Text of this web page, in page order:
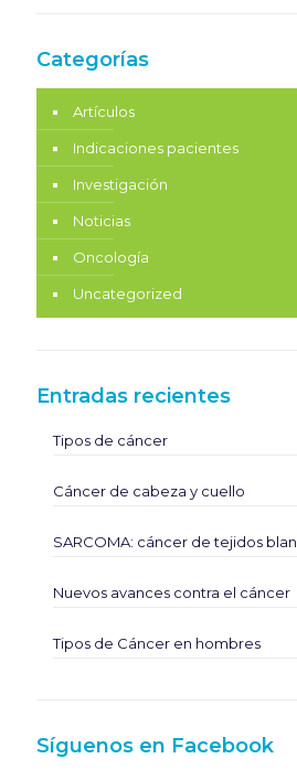
Categorías
Artículos
Indicaciones pacientes
Investigación
Noticias
Oncología
Uncategorized
Entradas recientes
Tipos de cáncer
Cáncer de cabeza y cuello
SARCOMA: cáncer de tejidos
Nuevos avances contra el cáncer
Tipos de Cáncer en hombres
Síguenos en Facebook